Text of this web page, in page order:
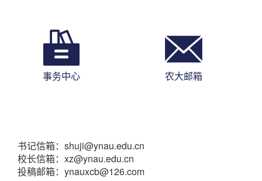
事务中心 农大邮箱
书记信箱：shuji@ynau.edu.cn
校长信箱：xz@ynau.edu.cn
投稿邮箱：ynauxcb@126.com